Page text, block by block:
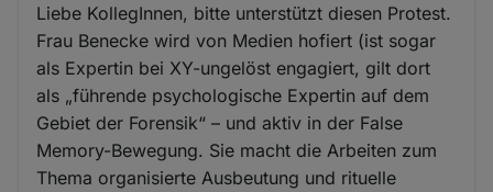
Liebe KollegInnen, bitte unterstützt diesen Protest.
Frau Benecke wird von Medien hofiert (ist sogar
als Expertin bei XY-ungelöst engagiert, gilt dort
als „führende psychologische Expertin auf dem
Gebiet der Forensik“ – und aktiv in der False
Memory-Bewegung. Sie macht die Arbeiten zum
Thema organisierte Ausbeutung und rituelle